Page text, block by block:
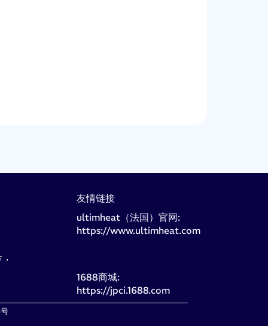
友情链接
ultimheat（法国）官网:
https://www.ultimheat.com
1688商城:
https://jpci.1688.com